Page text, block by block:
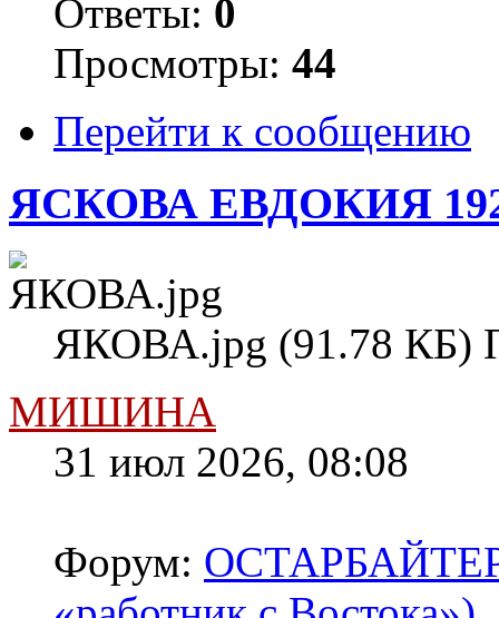
Ответы: 0
Просмотры: 44
Перейти к сообщению
ЯСКОВА ЕВДОКИЯ
ЯКОВА.jpg (91.78 КБ)
МИШИНА
31 июл 2026, 08:08
Форум: